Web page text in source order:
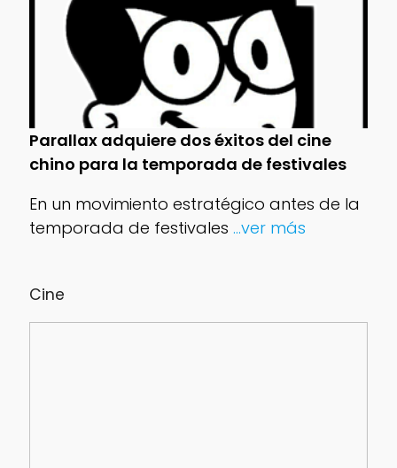
Cine
Parallax adquiere dos éxitos del cine
chino para la temporada de festivales
En un movimiento estratégico antes de la
temporada de festivales ...ver más